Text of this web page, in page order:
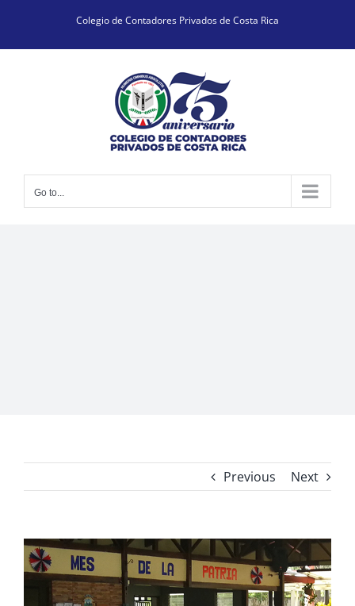
content
Colegio de Contadores Privados de Costa Rica
Go to...
Previous Next
View
Larger
Image